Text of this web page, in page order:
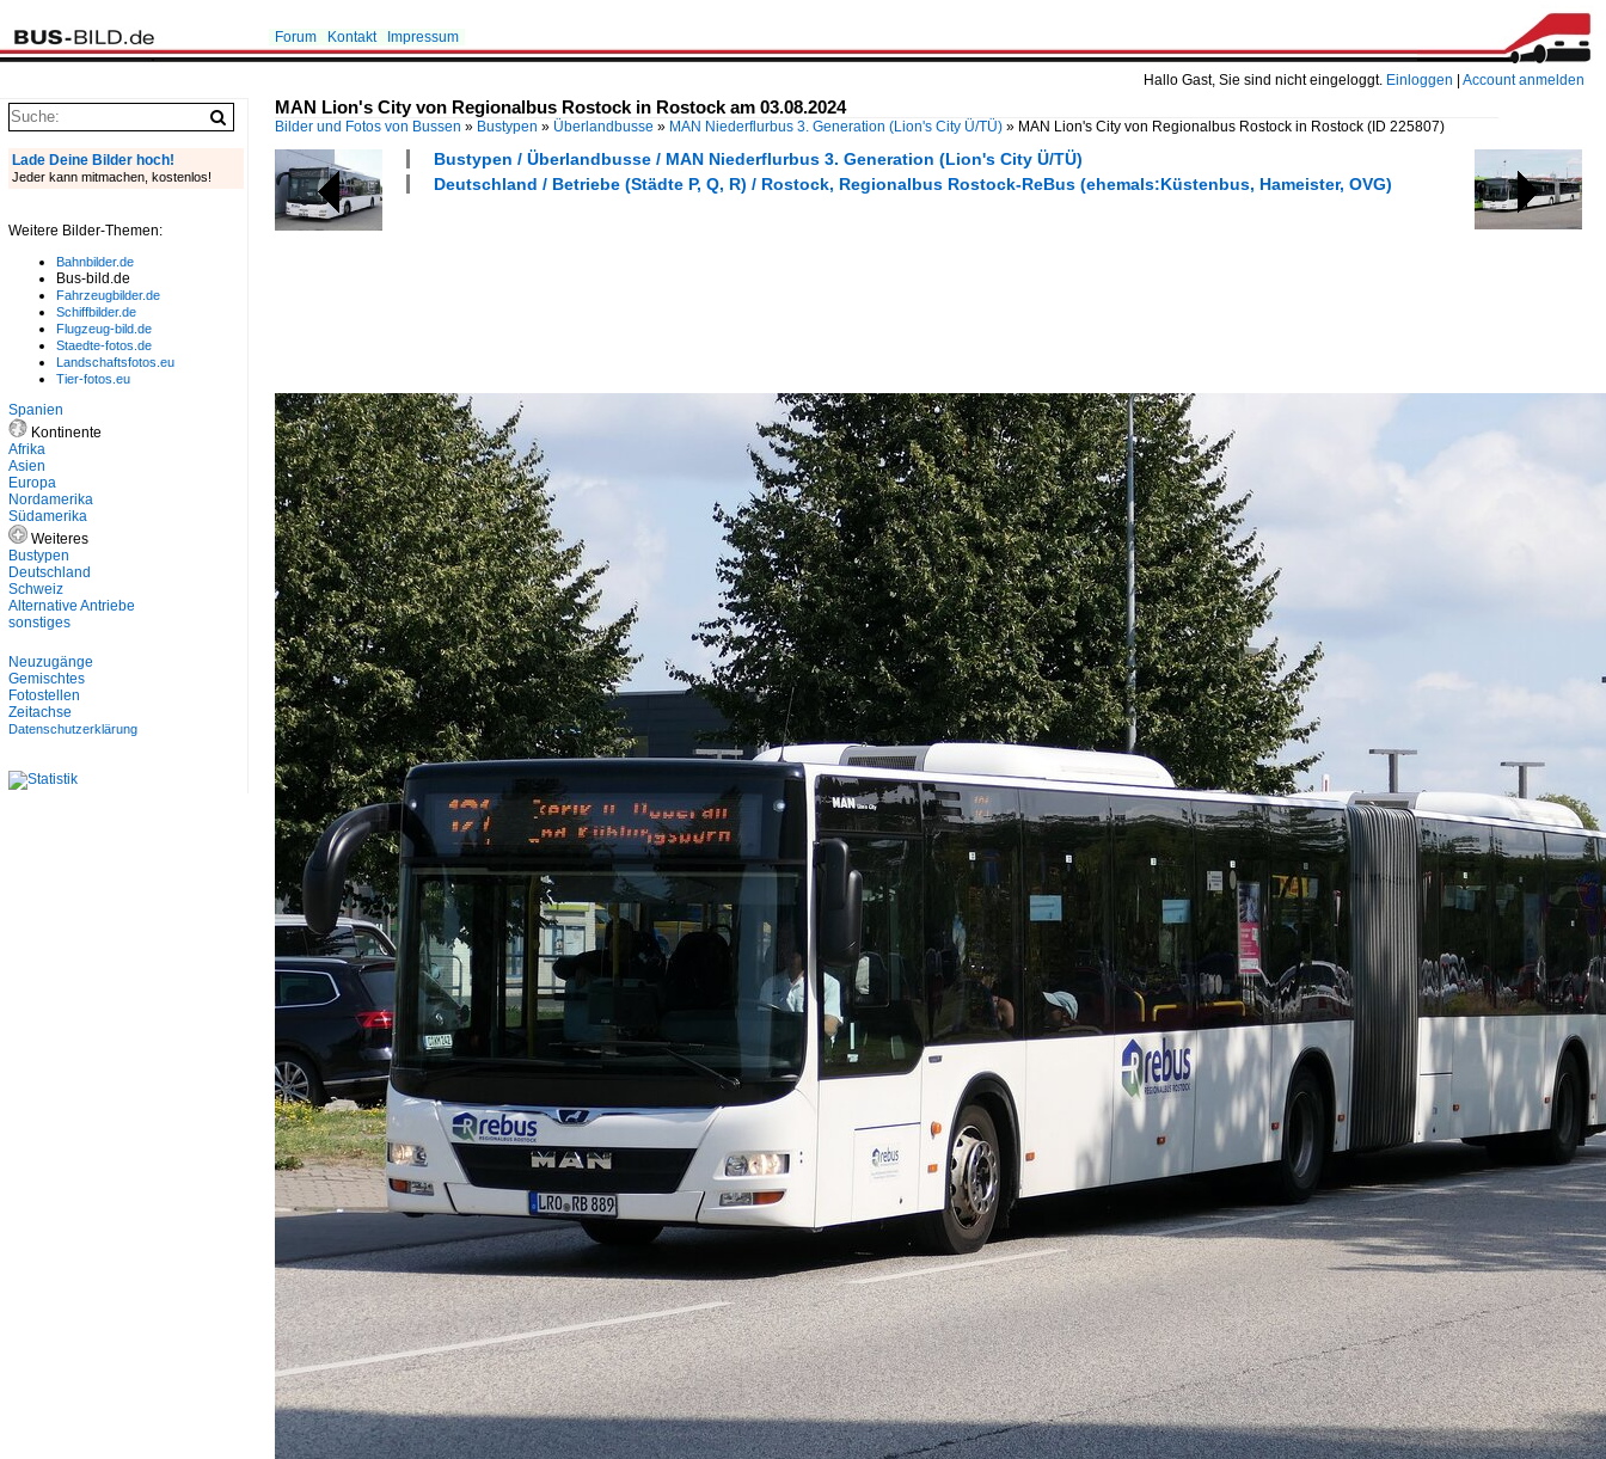
Hallo Gast, Sie sind nicht eingeloggt. Einloggen Account anmelden
Forum Kontakt Impressum
MAN Lion's City von Regionalbus Rostock in Rostock am 03.08.2024
Bilder und Fotos von Bussen » Bustypen » Überlandbusse » MAN Niederflurbus 3. Generation (Lion's City Ü/TÜ) » MAN Lion's City von Regionalbus Rostock in Rostock (ID 225807)
Bustypen / Überlandbusse / MAN Niederflurbus 3. Generation (Lion's City Ü/TÜ)
Deutschland / Betriebe (Städte P, Q, R) / Rostock, Regionalbus Rostock-ReBus (ehemals:Küstenbus, Hameister, OVG)
Lade Deine Bilder hoch!
Jeder kann mitmachen, kostenlos!
Weitere Bilder-Themen:
Bahnbilder.de
Bus-bild.de
Fahrzeugbilder.de
Schiffbilder.de
Flugzeug-bild.de
Staedte-fotos.de
Landschaftsfotos.eu
Tier-fotos.eu
Spanien
Kontinente
Afrika
Asien
Europa
Nordamerika
Südamerika
Weiteres
Bustypen
Deutschland
Schweiz
Alternative Antriebe
sonstiges
Neuzugänge
Gemischtes
Fotostellen
Zeitachse
Datenschutzerklärung